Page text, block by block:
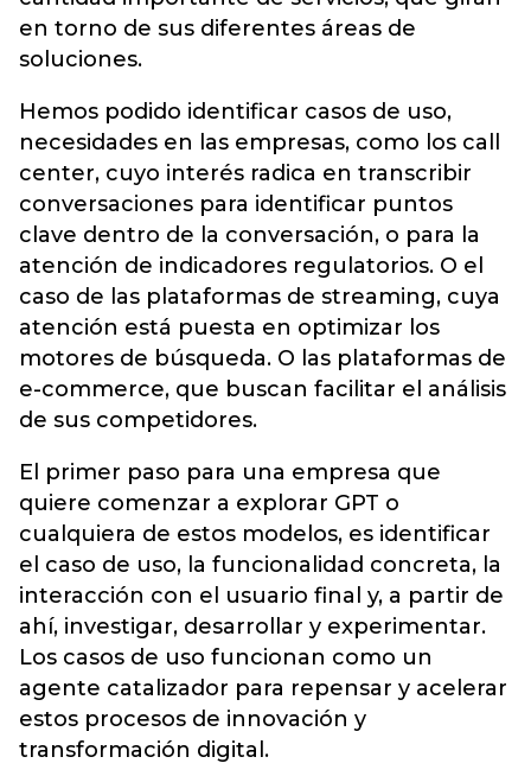
en torno de sus diferentes áreas de
soluciones.
Hemos podido identificar casos de uso,
necesidades en las empresas, como los call
center, cuyo interés radica en transcribir
conversaciones para identificar puntos
clave dentro de la conversación, o para la
atención de indicadores regulatorios. O el
caso de las plataformas de streaming, cuya
atención está puesta en optimizar los
motores de búsqueda. O las plataformas de
e-commerce, que buscan facilitar el análisis
de sus competidores.
El primer paso para una empresa que
quiere comenzar a explorar GPT o
cualquiera de estos modelos, es identificar
el caso de uso, la funcionalidad concreta, la
interacción con el usuario final y, a partir de
ahí, investigar, desarrollar y experimentar.
Los casos de uso funcionan como un
agente catalizador para repensar y acelerar
estos procesos de innovación y
transformación digital.